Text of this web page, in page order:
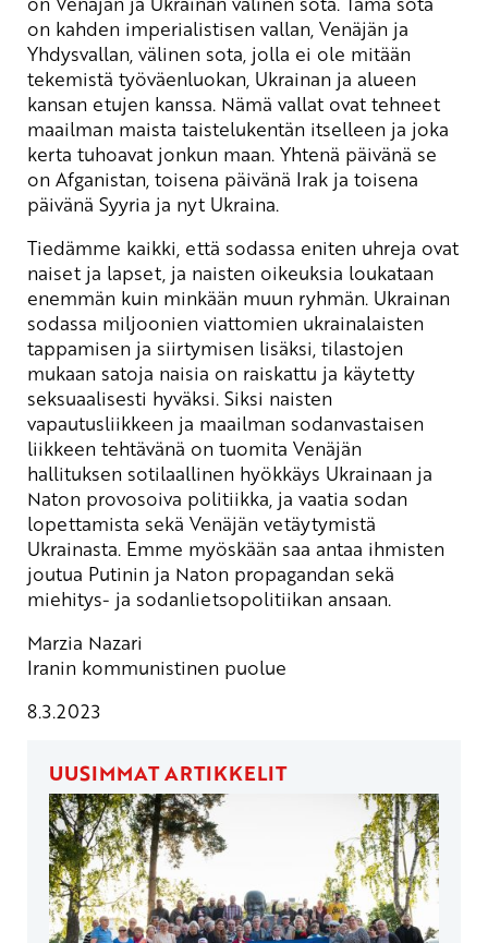
on kahden imperialistisen vallan, Venäjän ja
Yhdysvallan, välinen sota, jolla ei ole mitään
tekemistä työväenluokan, Ukrainan ja alueen
kansan etujen kanssa. Nämä vallat ovat tehneet
maailman maista taistelukentän itselleen ja joka
kerta tuhoavat jonkun maan. Yhtenä päivänä se
on Afganistan, toisena päivänä Irak ja toisena
päivänä Syyria ja nyt Ukraina.
Tiedämme kaikki, että sodassa eniten uhreja ovat
naiset ja lapset, ja naisten oikeuksia loukataan
enemmän kuin minkään muun ryhmän. Ukrainan
sodassa miljoonien viattomien ukrainalaisten
tappamisen ja siirtymisen lisäksi, tilastojen
mukaan satoja naisia on raiskattu ja käytetty
seksuaalisesti hyväksi. Siksi naisten
vapautusliikkeen ja maailman sodanvastaisen
liikkeen tehtävänä on tuomita Venäjän
hallituksen sotilaallinen hyökkäys Ukrainaan ja
Naton provosoiva politiikka, ja vaatia sodan
lopettamista sekä Venäjän vetäytymistä
Ukrainasta. Emme myöskään saa antaa ihmisten
joutua Putinin ja Naton propagandan sekä
miehitys- ja sodanlietsopolitiikan ansaan.
Marzia Nazari
Iranin kommunistinen puolue
8.3.2023
UUSIMMAT ARTIKKELIT